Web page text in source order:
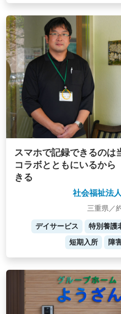
スマホで記録できるのは
コラボとともにいるから
きる
社会福祉法
三重県／
デイサービス 特別養護
短期入所
障